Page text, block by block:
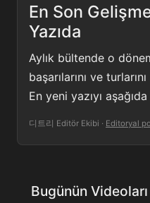
En Son
Yazıda
Aylık bültende o
başarılarını ve
En yeni yazıyı
디트리 Editör Ekibi · Editoryal
Bugünün Videoları